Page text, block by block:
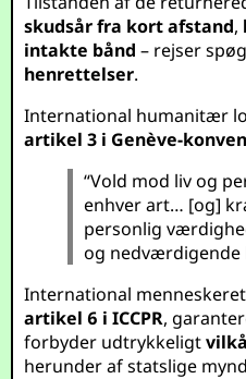
skudsår fra kort afstand,
intakte bånd – rejser
henrettelser.
International humanitær
artikel 3 i Genève-
“Vold mod liv og
enhver art… [og]
personlig
og nedværdigende
International
artikel 6 i ICCPR,
forbyder udtrykkeligt
herunder af statslige